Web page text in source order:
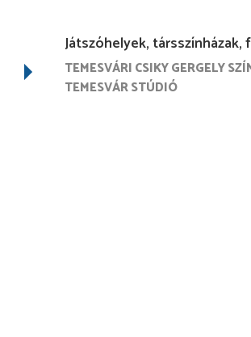
2016/2017 2015/2016
Játszóhelyek,
TEMESVÁRI CSIKY GERGELY
TEMESVÁR STÚDIÓ